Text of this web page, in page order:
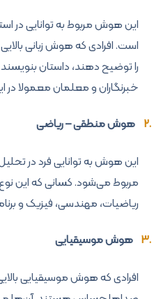
این هوش مربوط به توانایی در
است. افرادی که هوش زبانی
را توضیح دهند، داستان
خبرنگاران و معلمان معمولا
هوش منطقی – ریاضی
این هوش به توانایی فرد در
مربوط می‌شود. کسانی که این
ریاضیات، مهندسی، فیزیک و
هوش موسیقیایی
افرادی که هوش موسیقیایی